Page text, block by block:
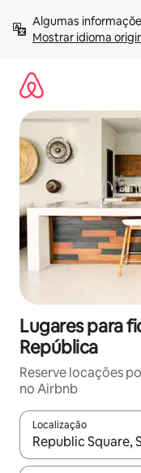
para
Mostrar idioma
Lugares para
República
Reserve locações
no Airbnb
Localização
Quando os